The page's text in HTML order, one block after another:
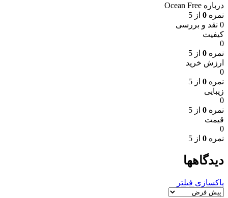
درباره Ocean Free
نمره 0 از 5
0 نقد و بررسی
کیفیت
0
نمره 0 از 5
ارزش خرید
0
نمره 0 از 5
زیبایی
0
نمره 0 از 5
قیمت
0
نمره 0 از 5
دیدگاهها
پاکسازی فیلتر